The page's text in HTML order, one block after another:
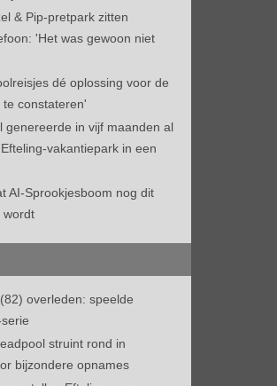
& Pip-pretpark zitten
'Het was gewoon niet
dé oplossing voor de
te constateren'
genereerde in vijf maanden al
vakantiepark in een
AI-Sprookjesboom nog dit
wordt
overleden: speelde
struint rond in
bijzondere opnames